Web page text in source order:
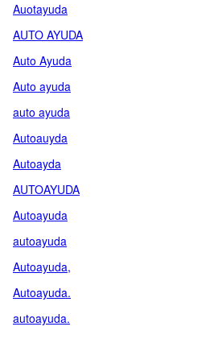
Auotayuda
AUTO AYUDA
Auto Ayuda
Auto ayuda
auto ayuda
Autoauyda
Autoayda
AUTOAYUDA
Autoayuda
autoayuda
Autoayuda,
Autoayuda.
autoayuda.